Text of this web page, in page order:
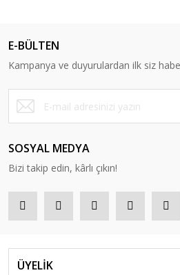
E-BÜLTEN
Kampanya ve duyurulardan ilk siz
SOSYAL MEDYA
Bizi takip edin, kârlı çıkın!
ÜYELİK